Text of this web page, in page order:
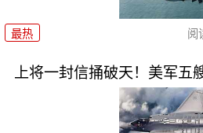
最热 阅
上将一封信捅破天！美军五